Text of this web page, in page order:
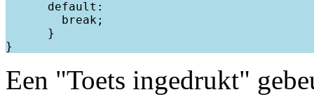
      default:
        break;
      }
Een "Toets ingedrukt"